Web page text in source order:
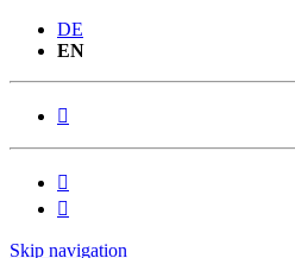
DE
EN



Skip navigation